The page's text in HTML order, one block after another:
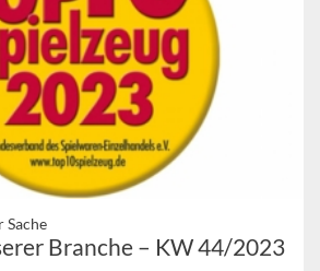
Sache
Branche – KW 44/2023